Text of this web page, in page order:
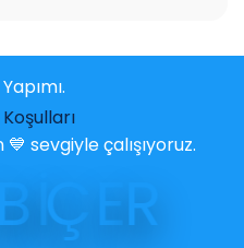
sevgiyle çalışıyoruz.
BİÇER